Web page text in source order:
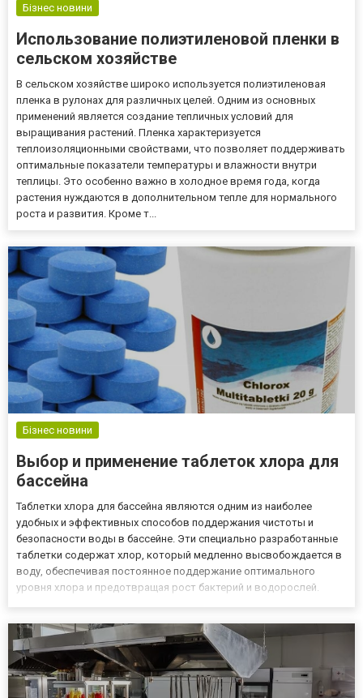
задовольнить см...
Бізнес новини
Использование полиэтиленовой пленки в
сельском хозяйстве
В сельском хозяйстве широко используется полиэтиленовая
пленка в рулонах для различных целей. Одним из основных
применений является создание тепличных условий для
выращивания растений. Пленка характеризуется
теплоизоляционными свойствами, что позволяет поддерживать
оптимальные показатели температуры и влажности внутри
теплицы. Это особенно важно в холодное время года, когда
растения нуждаются в дополнительном тепле для нормального
роста и развития. Кроме т...
Бізнес новини
Выбор и применение таблеток хлора для
бассейна
Таблетки хлора для бассейна являются одним из наиболее
удобных и эффективных способов поддержания чистоты и
безопасности воды в бассейне. Эти специально разработанные
таблетки содержат хлор, который медленно высвобождается в
воду, обеспечивая постоянное поддержание оптимального
уровня хлора и предотвращая рост бактерий и водорослей.
которые делают...